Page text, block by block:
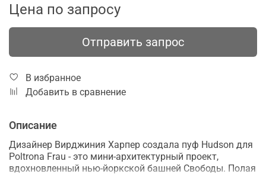
Цена по запросу
Отправить запрос
В избранное
Добавить в сравнение
Описание
Дизайнер Вирджиния Харпер создала пуф Hudson для
Poltrona Frau - это мини-архитектурный проект,
вдохновленный нью-йоркской башней Свободы. Полая